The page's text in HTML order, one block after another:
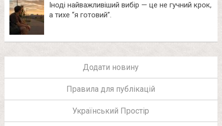
Іноді найважливіший вибір — це не гучний крок,
а тихе “я готовий”.
Додати новину
Правила для публікацій
Український Простір